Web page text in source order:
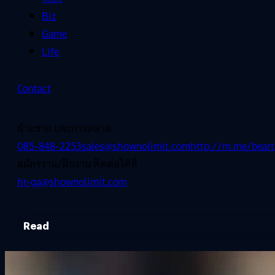
Biz
Game
Life
Contact
ฝ่ายขาย และการตลาด
085-848-2253sales@shownolimit.comhttp://m.me/
สมัครงาน/ฝึกงาน ติดต่อได้ที่
hr-ga@shownolimit.com
Read